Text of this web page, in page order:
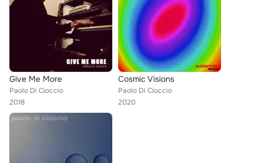
Give Me More
Paolo Di Cioccio
2018
Cosmic Visions
Paolo Di Cioccio
2020